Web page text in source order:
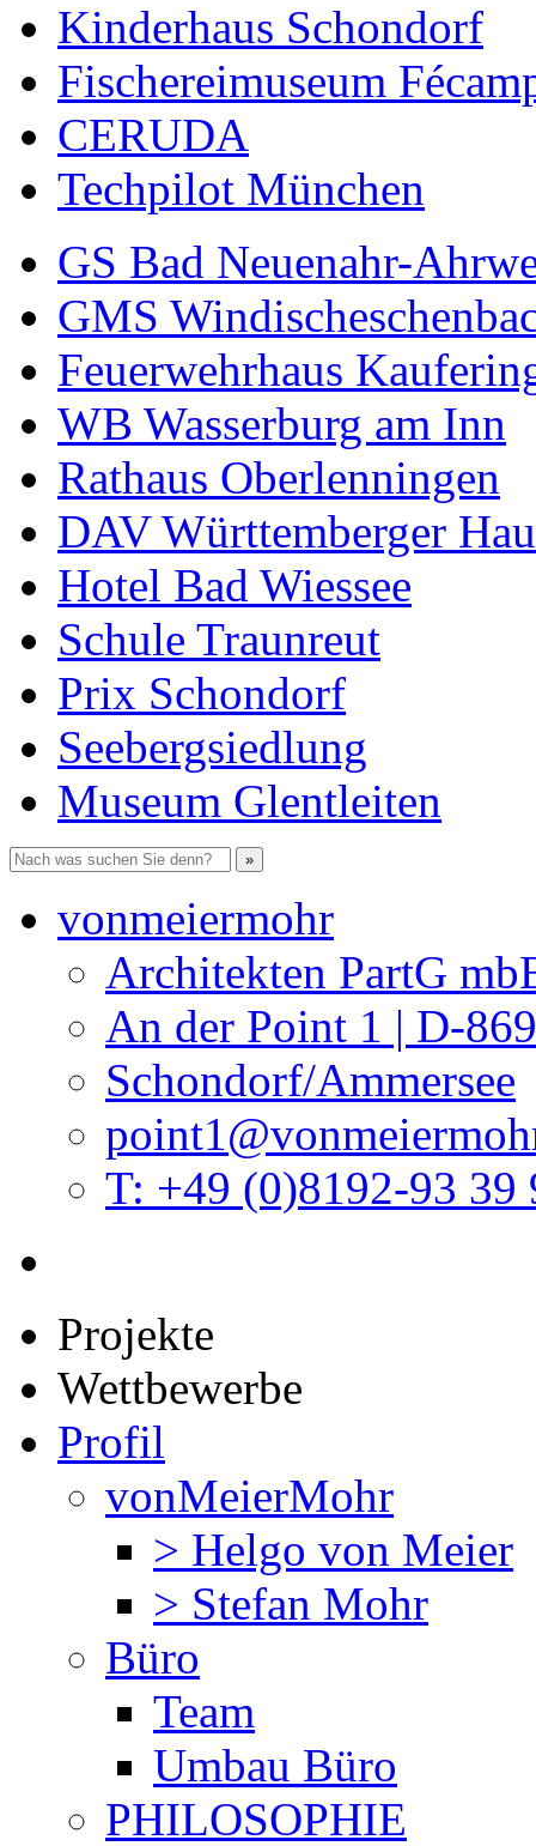
Kinderhaus Schondorf
Fischereimuseum
CERUDA
Techpilot München
GS Bad Neuenahr-
GMS
Feuerwehrhaus
WB Wasserburg am Inn
Rathaus Oberlenningen
DAV Württemberger
Hotel Bad Wiessee
Schule Traunreut
Prix Schondorf
Seebergsiedlung
Museum Glentleiten
vonmeiermohr
Architekten PartG
An der Point 1 | D-
Schondorf/Ammersee
T: +49 (0)8192-93 39
Projekte
Wettbewerbe
Profil
vonMeierMohr
> Helgo von Meier
> Stefan Mohr
Büro
Team
Umbau Büro
PHILOSOPHIE